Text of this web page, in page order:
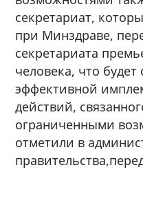
секретариат,
при Минздраве,
секретариата
человека, что будет
эффективной
действий,
ограниченными
отметили в